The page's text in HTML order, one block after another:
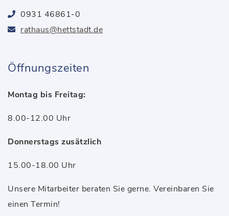
0931 46861-0
rathaus@hettstadt.de
Öffnungszeiten
Montag bis Freitag:
8.00-12.00 Uhr
Donnerstags zusätzlich
15.00-18.00 Uhr
Unsere Mitarbeiter beraten Sie gerne. Vereinbaren Sie
einen Termin!